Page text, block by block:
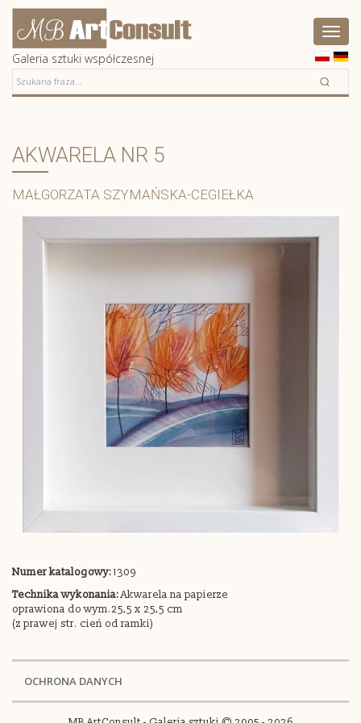
Artconsult
Galeria sztuki współczesnej
Pokaż
menu
AKWARELA NR 5
MAŁGORZATA SZYMAŃSKA-CEGIEŁKA
Numer katalogowy:1309
Technika wykonania:Akwarela na papierze
oprawiona do wym.25,5 x 25,5 cm
(z prawej str. cień od ramki)
OCHRONA DANYCH